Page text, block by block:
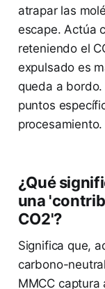
atrapar las
escape. Actúa
reteniendo el
expulsado es
queda a bordo.
puntos
procesamiento.
¿Qué
una
CO2'?
Significa que,
carbono-
MMCC